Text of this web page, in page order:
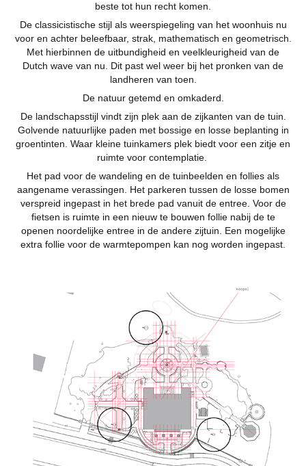
beste tot hun recht komen.
De classicistische stijl als weerspiegeling van het woonhuis nu
voor en achter beleefbaar, strak, mathematisch en geometrisch.
Met hierbinnen de uitbundigheid en veelkleurigheid van de
Dutch wave van nu. Dit past wel weer bij het pronken van de
landheren van toen.
De natuur getemd en omkaderd.
De landschapsstijl vindt zijn plek aan de zijkanten van de tuin.
Golvende natuurlijke paden met bossige en losse beplanting in
groentinten. Waar kleine tuinkamers plek biedt voor een zitje en
ruimte voor contemplatie.
Het pad voor de wandeling en de tuinbeelden en follies als
aangename verassingen. Het parkeren tussen de losse bomen
verspreid ingepast in het brede pad vanuit de entree. Voor de
fietsen is ruimte in een nieuw te bouwen follie nabij de te
openen noordelijke entree in de andere zijtuin. Een mogelijke
extra follie voor de warmtepompen kan nog worden ingepast.